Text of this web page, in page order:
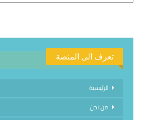
تعرف الى المنصة
الرئيسية
من نحن